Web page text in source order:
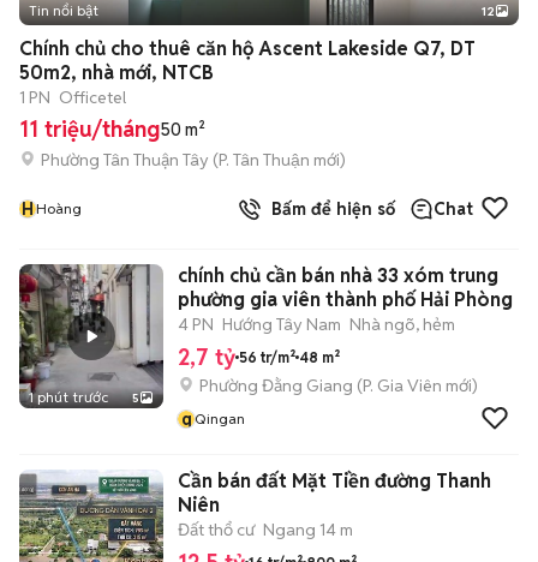
+2
Tin nổi bật 12
Chính chủ cho thuê căn hộ Ascent Lakeside Q7, DT
50m2, nhà mới, NTCB
1 PN Officetel
11 triệu/tháng50 m²
Phường Tân Thuận Tây (P. Tân Thuận mới)
HHoàng Bấm để hiện số Chat
1 phút trước 5
chính chủ cần bán nhà 33 xóm trung
phường gia viên thành phố Hải Phòng
4 PN Hướng Tây Nam Nhà ngõ, hẻm
2,7 tỷ 56 tr/m² 48 m²
Phường Đằng Giang (P. Gia Viên mới)
qQingan
Cần bán đất Mặt Tiền đường Thanh
Niên
Đất thổ cư Ngang 14 m